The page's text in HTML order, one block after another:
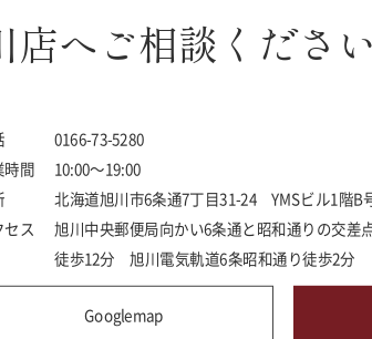
へご相談ください
0166-73-5280
時間
10:00～19:00
北海道旭川市6条通7丁目31-24 YMSビル1階B
セス
旭川中央郵便局向かい6条通と昭和通りの交
徒歩12分 旭川電気軌道6条昭和通り徒歩2分
Googlemap